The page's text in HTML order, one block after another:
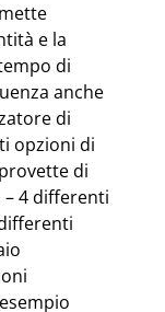
e la
di
anche
di
opzioni di
di
– 4 differenti